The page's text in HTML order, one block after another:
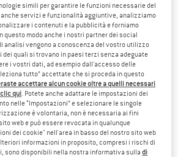
1 - Sneaker
simili per garantire le funzioni necessarie del
servizi e funzionalità aggiuntive, analizziamo
i contenuti e la pubblicità e forniamo
questo modo anche i nostri partner dei social
analisi vengono a conoscenza del vostro utilizzo
dei quali si trovano in paesi terzi senza adeguate
i vostri dati, ad esempio dall'accesso delle
tutto” accettate che si proceda in questo
accettare alcun cookie oltre a quelli necessari
qui . Potete anche adattare le impostazioni dei
nelle “Impostazioni” e selezionare le singole
è volontaria, non è necessaria ai fini
web e può essere revocata in qualunque
dei cookie" nell'area in basso del nostro sito web
informazioni in proposito, compresi i rischi di
sono disponibili nella nostra informativa sulladi